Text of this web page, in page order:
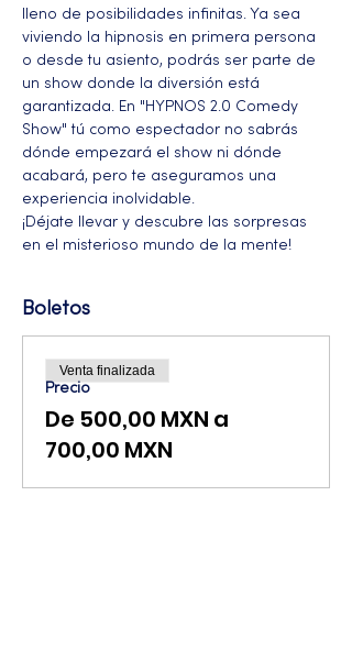
lleno de posibilidades infinitas. Ya sea
viviendo la hipnosis en primera persona
o desde tu asiento, podrás ser parte de
un show donde la diversión está
garantizada. En "HYPNOS 2.0 Comedy
Show" tú como espectador no sabrás
dónde empezará el show ni dónde
acabará, pero te aseguramos una
experiencia inolvidable.
¡Déjate llevar y descubre las sorpresas
en el misterioso mundo de la mente!
Boletos
Precio
De 500,00 MXN a
700,00 MXN
Venta finalizada